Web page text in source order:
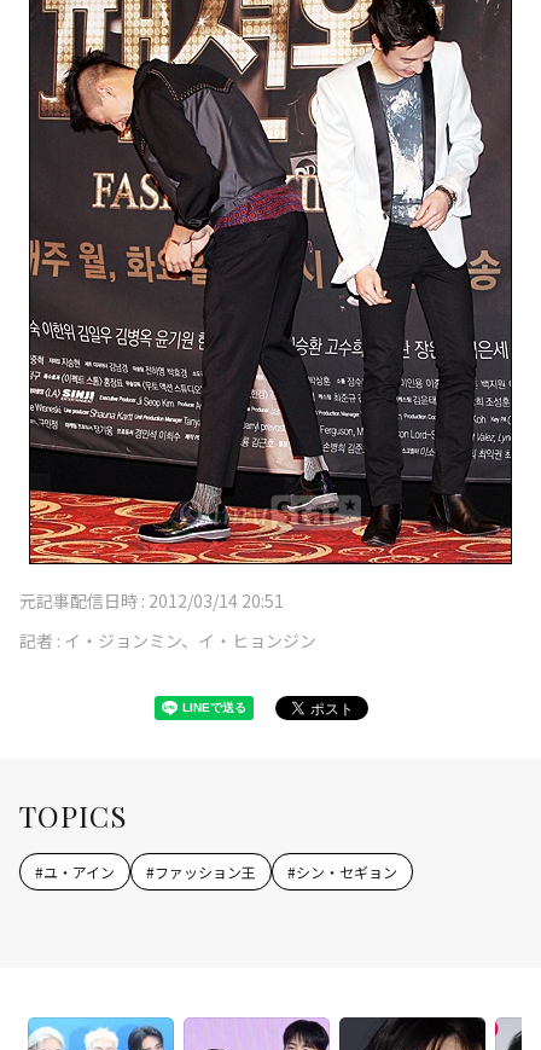
元記事配信日時 : 2012/03/14 20:51
記者 : イ・ジョンミン、イ・ヒョンジン
TOPICS
#ユ・アイン #ファッション王 #シン・セギョン